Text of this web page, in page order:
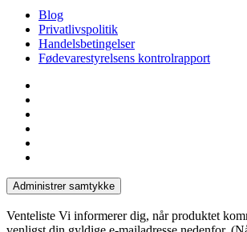
Blog
Privatlivspolitik
Handelsbetingelser
Fødevarestyrelsens kontrolrapport
Administrer samtykke
Venteliste Vi informerer dig, når produktet